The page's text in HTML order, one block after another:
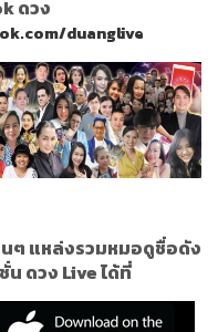
ดวง
duanglive
ๆ แหล่งรวมหมอดูชื่อดัง
ดวง Live ได้ที่